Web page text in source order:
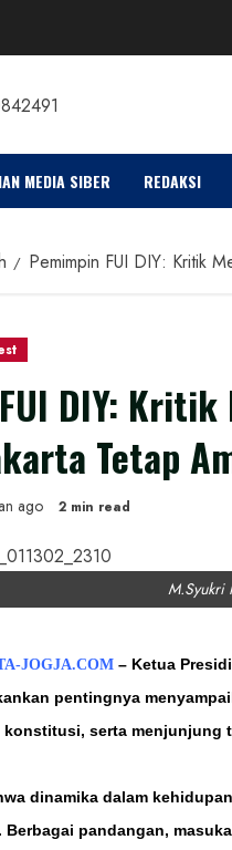
MEDIA SIBER REDAKSI
Pemimpin FUI DIY: Kritik
DIY:
Tetap
ago 2 min read
M.Syukri
JOGJA.COM – Ketua
pentingnya
serta menjunjung
dinamika dalam
Berbagai pandangan,